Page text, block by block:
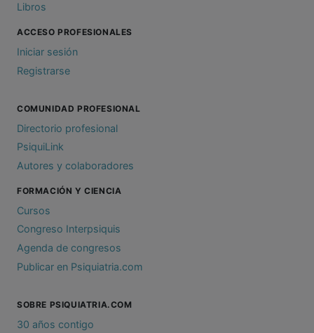
Libros
ACCESO PROFESIONALES
Iniciar sesión
Registrarse
COMUNIDAD PROFESIONAL
Directorio profesional
PsiquiLink
Autores y colaboradores
FORMACIÓN Y CIENCIA
Cursos
Congreso Interpsiquis
Agenda de congresos
Publicar en Psiquiatria.com
SOBRE PSIQUIATRIA.COM
30 años contigo